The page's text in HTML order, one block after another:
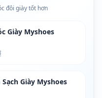
đôi giày tốt hơn
Giày Myshoes
Giày Myshoes